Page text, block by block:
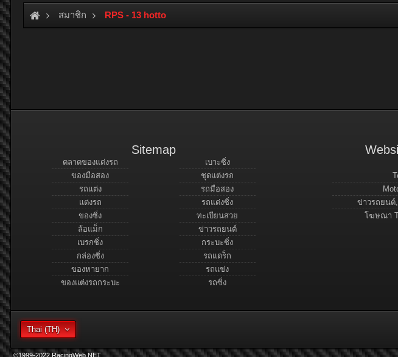
สมาชิก RPS - 13 hotto
Sitemap
ตลาดของแต่งรถ
ของมือสอง
รถแต่ง
แต่งรถ
ของซิ่ง
ล้อแม็ก
เบรกซิ่ง
กล่องซิ่ง
ของหายาก
ของแต่งรถกระบะ
เบาะซิ่ง
ชุดแต่งรถ
รถมือสอง
รถแต่งซิ่ง
ทะเบียนสวย
ข่าวรถยนต์
กระบะซิ่ง
รถแดร็ก
รถแข่ง
รถซิ่ง
ข่าวรถยนต์
โฆษณา
Thai (TH)
©1999-2022 RacingWeb.NET